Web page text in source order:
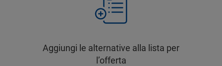
Aggiungi le alternative alla lista per
l’offerta